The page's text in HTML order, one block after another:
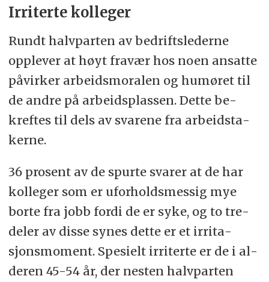
Ir­ri­ter­te kol­le­ger
Rundt halv­par­ten av be­drifts­le­der­ne
opp­le­ver at høyt fra­vær hos noen an­sat­te
på­vir­ker ar­beids­mo­ra­len og hu­mø­ret til
de andre på ar­beids­plas­sen. Det­te be­
kref­tes til dels av sva­re­ne fra ar­beids­ta­
ker­ne.
36 pro­sent av de spur­te sva­rer at de har
kol­le­ger som er ufor­holds­mes­sig mye
bor­te fra jobb for­di de er syke, og to tre­
de­ler av dis­se sy­nes det­te er et ir­ri­ta­
sjons­mo­ment. Spe­si­elt ir­ri­ter­te er de i al­
de­ren 45-54 år, der nes­ten halv­par­ten